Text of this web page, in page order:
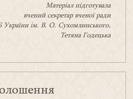
Матеріал підготувала
вчений секретар вченої ради
ім. В. О. Сухомлинського,
Тетяна Годецька